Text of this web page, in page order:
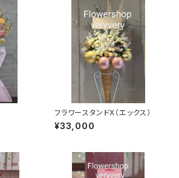
フラワースタンドX（エックス）
¥33,000